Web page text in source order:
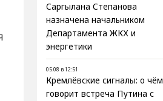
Саргылана Степанова
назначена начальником
Департамента ЖКХ и
энергетики
05.08 в 12:51
Кремлёвские сигналы: о чём
говорит встреча Путина с